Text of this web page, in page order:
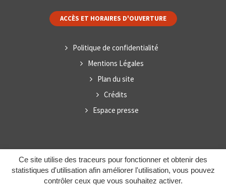
Ce site utilise des traceurs pour fonctionner et obtenir des
statistiques d'utilisation afin améliorer l'utilisation, vous pouvez
contrôler ceux que vous souhaitez activer.
ACCÈS ET HORAIRES D'OUVERTURE
Politique de confidentialité
Mentions Légales
Plan du site
Crédits
Espace presse